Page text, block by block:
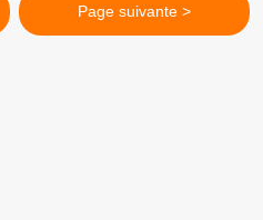
Page suivante >